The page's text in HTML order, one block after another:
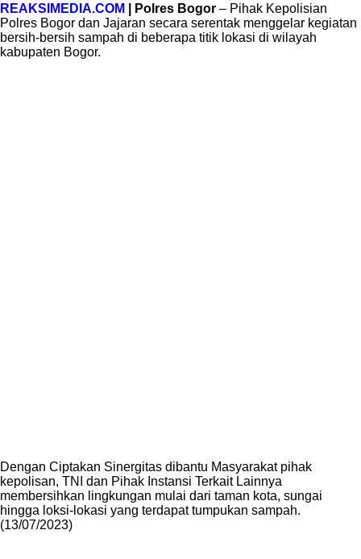
REAKSIMEDIA.COM | Polres Bogor – Pihak Kepolisian
Polres Bogor dan Jajaran secara serentak menggelar kegiatan
bersih-bersih sampah di beberapa titik lokasi di wilayah
kabupaten Bogor.
Dengan Ciptakan Sinergitas dibantu Masyarakat pihak
kepolisan, TNI dan Pihak Instansi Terkait Lainnya
membersihkan lingkungan mulai dari taman kota, sungai
hingga loksi-lokasi yang terdapat tumpukan sampah.
(13/07/2023)